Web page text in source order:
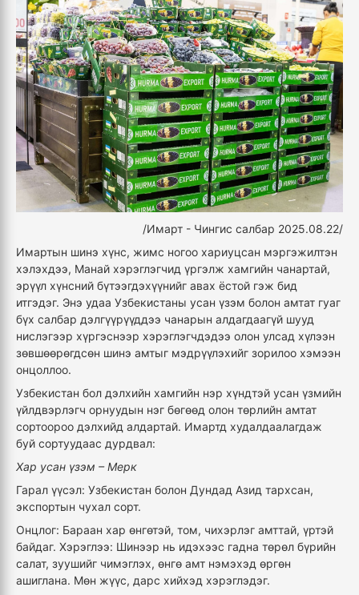
/Имарт - Чингис салбар 2025.08.22/
Имартын шинэ хүнс, жимс ногоо хариуцсан мэргэжилтэн
хэлэхдээ, Манай хэрэглэгчид үргэлж хамгийн чанартай,
эрүүл хүнсний бүтээгдэхүүнийг авах ёстой гэж бид
итгэдэг. Энэ удаа Узбекистаны усан үзэм болон амтат гуаг
бүх салбар дэлгүүрүүддээ чанарын алдагдаагүй шууд
нислэгээр хүргэснээр хэрэглэгчдэдээ олон улсад хүлээн
зөвшөөрөгдсөн шинэ амтыг мэдрүүлэхийг зорилоо хэмээн
онцоллоо.
Узбекистан бол дэлхийн хамгийн нэр хүндтэй усан үзмийн
үйлдвэрлэгч орнуудын нэг бөгөөд олон төрлийн амтат
сортоороо дэлхийд алдартай. Имартд худалдаалагдаж
буй сортуудаас дурдвал:
Хар усан үзэм – Мерк
Гарал үүсэл: Узбекистан болон Дундад Азид тархсан,
экспортын чухал сорт.
Онцлог: Бараан хар өнгөтэй, том, чихэрлэг амттай, үртэй
байдаг. Хэрэглээ: Шинээр нь идэхээс гадна төрөл бүрийн
салат, зуушийг чимэглэх, өнгө амт нэмэхэд өргөн
ашиглана. Мөн жүүс, дарс хийхэд хэрэглэдэг.